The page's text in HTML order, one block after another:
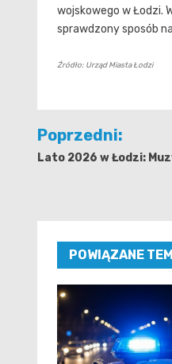
wojskowego w Łodzi.
sprawdzony sposób
Źródło: Urząd Miasta Łodzi
Nawigacja
wpisu
Poprzedni:
Lato 2026 w Łodzi:
POWIĄZANE